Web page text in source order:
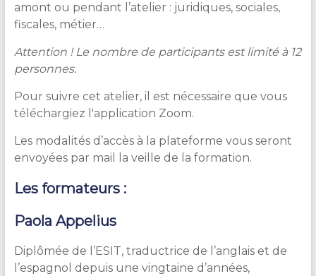
amont ou pendant l’atelier : juridiques, sociales,
fiscales, métier…
Attention ! Le nombre de participants est limité à 12
personnes.
Pour suivre cet atelier, il est nécessaire que vous
téléchargiez l'application Zoom.
Les modalités d’accès à la plateforme vous seront
envoyées par mail la veille de la formation.
Les formateurs :
Paola Appelius
Diplômée de l’ESIT, traductrice de l’anglais et de
l’espagnol depuis une vingtaine d’années,